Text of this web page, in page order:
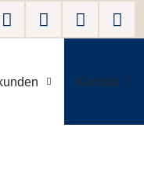
Kontakt